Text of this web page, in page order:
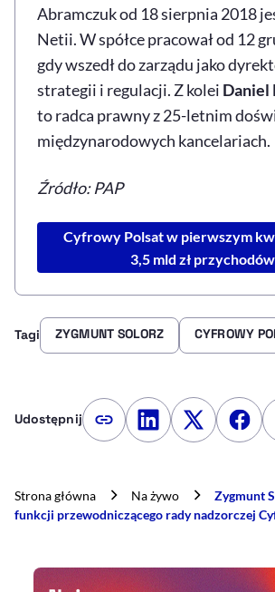
Abramczuk od 18 sierpnia 2018
Netii. W spółce pracował od 12
gdy wszedł do zarządu jako
strategii i regulacji. Z kolei Daniel
to radca prawny z 25-letnim
międzynarodowych kancelariach.
Źródło: PAP
Cyfrowy Polsat w pierwszym
3,5 mld zł przychodów
Tagi ZYGMUNT SOLORZ CYFROWY
Udostępnij Kopiuj link artykułu
Udostępnij na
Udostępnij
Strona główna Na żywo
Zygmunt
funkcji przewodniczącego rady nadzorczej